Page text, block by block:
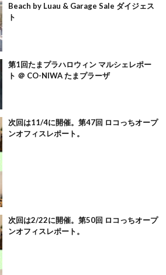
Beach by Luau & Garage Sale ダイジェス
ト
第1回たまプラハロウィン マルシェレポー
ト ＠ CO-NIWA たまプラーザ
次回は11/4に開催。第47回 ロコっちオープ
ンオフィスレポート。
次回は2/22に開催。第50回 ロコっちオープ
ンオフィスレポート。